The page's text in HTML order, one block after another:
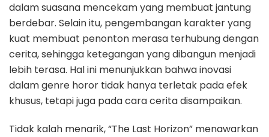
dalam suasana mencekam yang membuat jantung
berdebar. Selain itu, pengembangan karakter yang
kuat membuat penonton merasa terhubung dengan
cerita, sehingga ketegangan yang dibangun menjadi
lebih terasa. Hal ini menunjukkan bahwa inovasi
dalam genre horor tidak hanya terletak pada efek
khusus, tetapi juga pada cara cerita disampaikan.
Tidak kalah menarik, “The Last Horizon” menawarkan